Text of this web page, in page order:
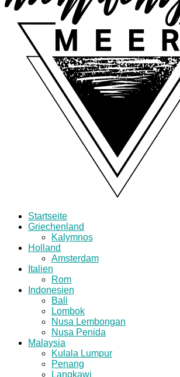
Startseite
Griechenland
Kalymnos
Holland
Amsterdam
Italien
Rom
Indonesien
Bali
Lombok
Nusa Lembongan
Nusa Penida
Malaysia
Kulala Lumpur
Penang
Langkawi